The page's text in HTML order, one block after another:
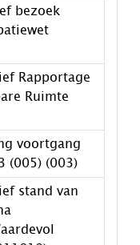
bezoek
Rapportage
Ruimte
voortgang
(005) (003)
stand van